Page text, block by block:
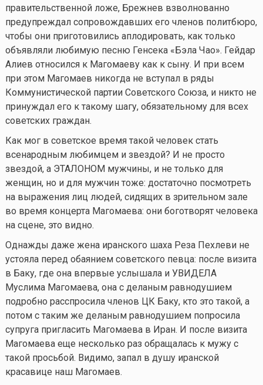
правительственной ложе, Брежнев взволнованно
предупреждал сопровождавших его членов политбюро,
чтобы они приготовились аплодировать, как только
объявляли любимую песню Генсека «Бэла Чао». Гейдар
Алиев относился к Магомаеву как к сыну. И при всем
при этом Магомаев никогда не вступал в ряды
Коммунистической партии Советского Союза, и никто не
принуждал его к такому шагу, обязательному для всех
советских граждан.
Как мог в советское время такой человек стать
всенародным любимцем и звездой? И не просто
звездой, а ЭТАЛОНОМ мужчины, и не только для
женщин, но и для мужчин тоже: достаточно посмотреть
на выражения лиц людей, сидящих в зрительном зале
во время концерта Магомаева: они боготворят человека
на сцене, это видно.
Однажды даже жена иранского шаха Реза Пехлеви не
устояла перед обаянием советского певца: после визита
в Баку, где она впервые услышала и УВИДЕЛА
Муслима Магомаева, она с деланым равнодушием
подробно расспросила членов ЦК Баку, кто это такой, а
потом с таким же деланым равнодушием попросила
супруга пригласить Магомаева в Иран. И после визита
Магомаева еще несколько раз обращалась к мужу с
такой просьбой. Видимо, запал в душу иранской
красавице наш Магомаев.